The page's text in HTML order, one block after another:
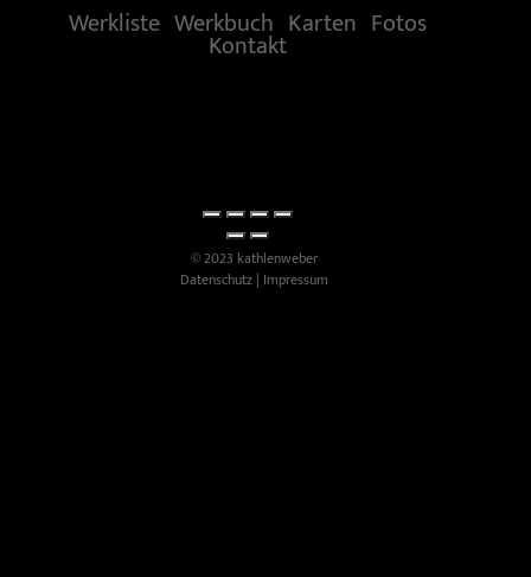
Werkliste Werkbuch Karten Fotos
Kontakt
© 2023 kathlenweber
Datenschutz| Impressum